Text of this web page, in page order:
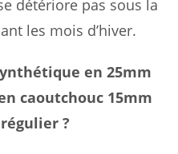
détériore pas sous la
les mois d’hiver.
en 25mm
caoutchouc 15mm
?